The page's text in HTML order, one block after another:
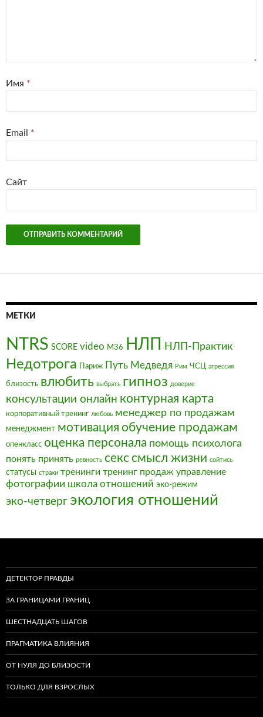
Имя *
Email *
Сайт
МЕТКИ
NTRS SCORE video М36 НЛП НЛП-Практик
Недотрога Париж Путь Медведя Рим ЧСЦ агрессия
близость влюбить выбрать гипноз доверие
консультации онлайн контурная карта
корпоративный тренинг любовь менеджер по продажам
менеджмент мотивация обучение продажам
опенкласс оценка персонала помощь психолога
понять принять ревность секссмысл жизни сойтись
статусы страхи тренинги тренинг продаж управление
фотографии школа отношений эко-режим
эко-четверг экология отношений
ДЕТЕКТОР ПРАВДЫ
ЗА ГРАНИЦАМИ ГРАНИЦ
ШЕСТНАДЦАТЬ ШАГОВ
ПРАГМАТИКА ВЛИЯНИЯ
ОТ НУЛЯ ДО БЛИЗОСТИ
ТОЛЬКО ДЛЯ ВЗРОСЛЫХ